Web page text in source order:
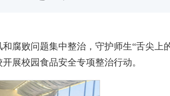
腐败问题集中整治，守护师生“舌尖上
展校园食品安全专项整治行动。